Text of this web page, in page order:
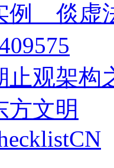
例__倓虚
止观架构
方文明